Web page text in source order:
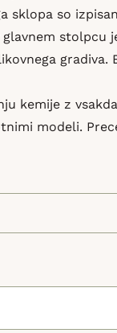
sklopa so
kemije z
modeli.